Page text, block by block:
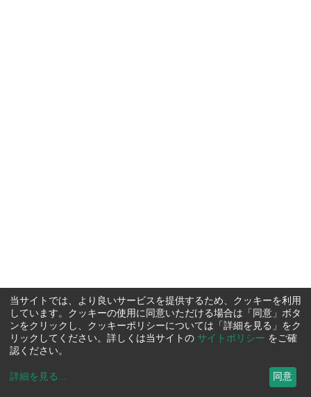
当サイトでは、より良いサービスを提供するため、クッキーを利用
しています。クッキーの使用に同意いただける場合は「同意」ボタ
ンをクリックし、クッキーポリシーについては「詳細を見る」をク
リックしてください。詳しくは当サイトの サイトポリシー をご確
認ください。
詳細を見る ... 同意